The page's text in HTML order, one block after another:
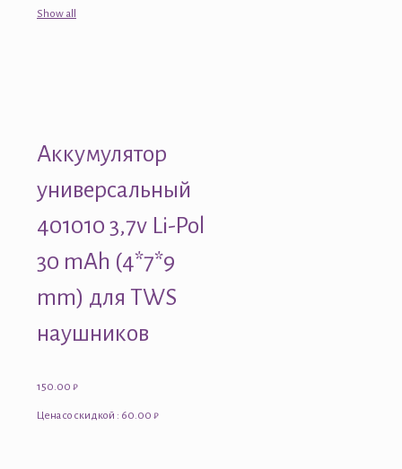
Show all
Аккумулятор
универсальный
401010 3,7v Li-Pol
30 mAh (4*7*9
mm) для TWS
наушников
150.00 ₽
Цена со скидкой : 60.00 ₽